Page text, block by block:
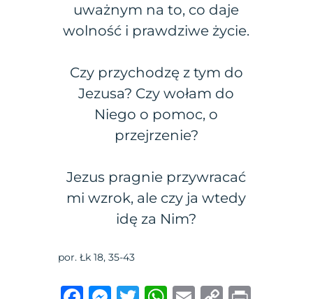
uważnym na to, co daje
wolność i prawdziwe życie.
Czy przychodzę z tym do
Jezusa? Czy wołam do
Niego o pomoc, o
przejrzenie?
Jezus pragnie przywracać
mi wzrok, ale czy ja wtedy
idę za Nim?
por. Łk 18, 35-43